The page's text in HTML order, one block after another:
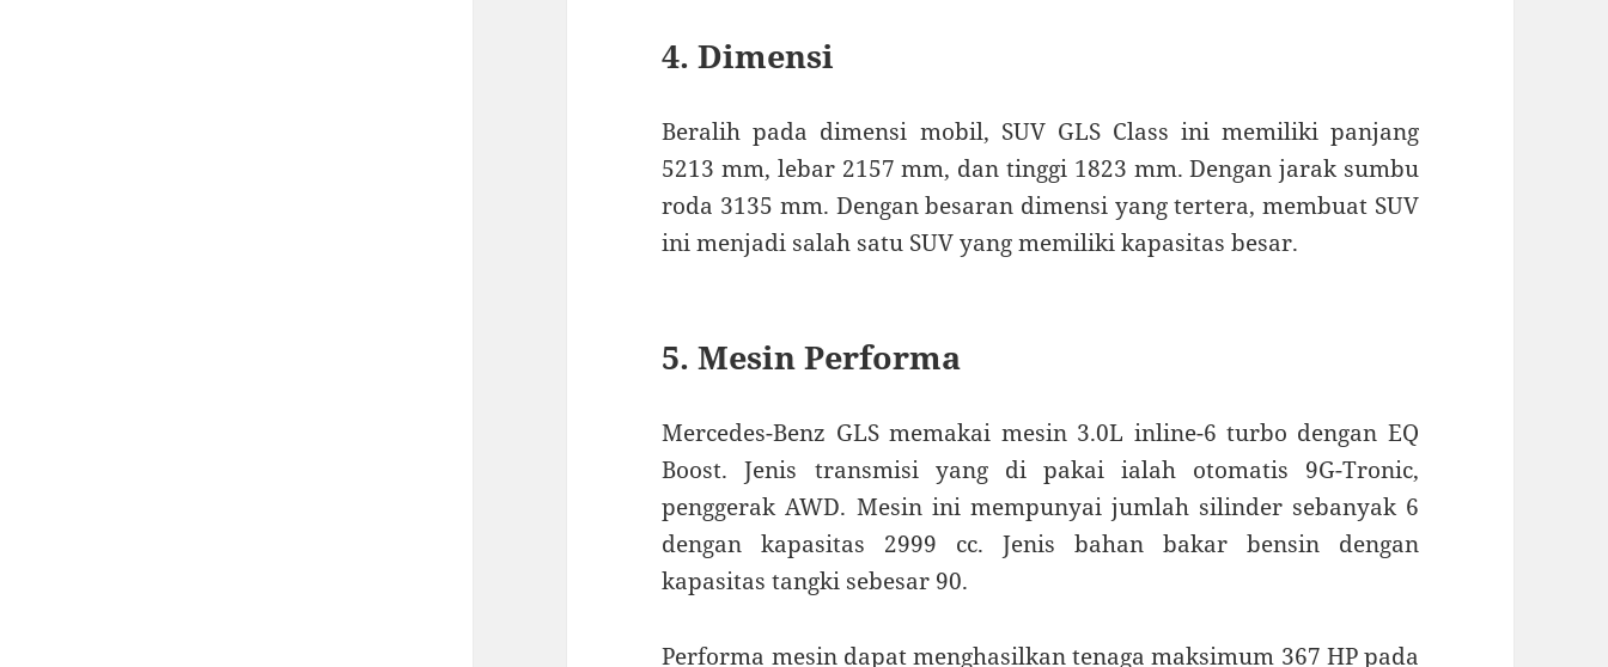
4. Dimensi
Beralih pada dimensi mobil, SUV GLS Class ini memiliki panjang
5213 mm, lebar 2157 mm, dan tinggi 1823 mm. Dengan jarak sumbu
roda 3135 mm. Dengan besaran dimensi yang tertera, membuat SUV
ini menjadi salah satu SUV yang memiliki kapasitas besar.
5. Mesin Performa
Mercedes-Benz GLS memakai mesin 3.0L inline-6 turbo dengan EQ
Boost. Jenis transmisi yang di pakai ialah otomatis 9G-Tronic,
penggerak AWD. Mesin ini mempunyai jumlah silinder sebanyak 6
dengan kapasitas 2999 cc. Jenis bahan bakar bensin dengan
kapasitas tangki sebesar 90.
Performa mesin dapat menghasilkan tenaga maksimum 367 HP pada